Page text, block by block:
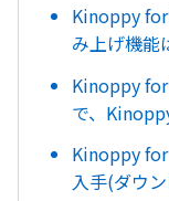
Kinoppy
み上げ機能
Kinoppy
で、
Kinoppy
入手(ダウ